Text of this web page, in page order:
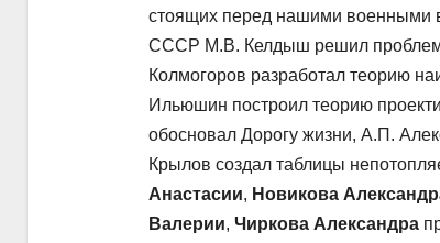
стоящих перед нашими военными
СССР М.В. Келдыш решил
Колмогоров разработал теорию
Ильюшин построил теорию
обосновал Дорогу жизни, А.П.
Крылов создал таблицы
Анастасии, Новикова
Валерии, Чиркова Александра